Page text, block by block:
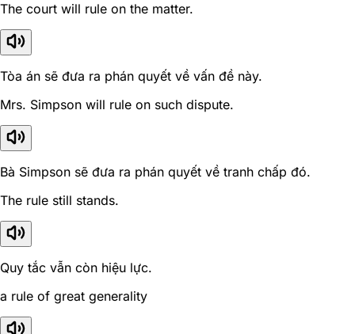
The court will rule on the matter.
Tòa án sẽ đưa ra phán quyết về vấn đề này.
Mrs. Simpson will rule on such dispute.
Bà Simpson sẽ đưa ra phán quyết về tranh chấp đó.
The rule still stands.
Quy tắc vẫn còn hiệu lực.
a rule of great generality